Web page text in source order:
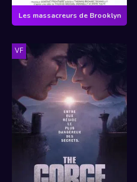
Les massacreurs de Brooklyn
VF